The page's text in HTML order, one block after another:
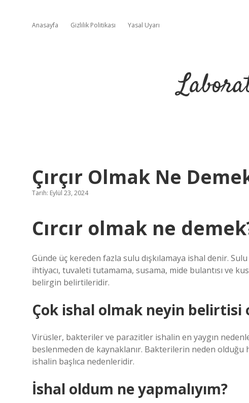
Anasayfa Gizlilik Politikası Yasal Uyarı
Çırçır Olmak Ne
Tarih: Eylül 23, 2024
Cırcır olmak ne
Günde üç kereden fazla sulu dışkılamaya ishal denir.
ihtiyacı, tuvaleti tutamama, susama, mide bulantısı ve
belirgin belirtileridir.
Çok ishal olmak neyin belirtisi
Virüsler, bakteriler ve parazitler ishalin en yaygın
beslenmeden de kaynaklanır. Bakterilerin neden olduğu
ishalin başlıca nedenleridir.
İshal oldum ne yapmalıyım?